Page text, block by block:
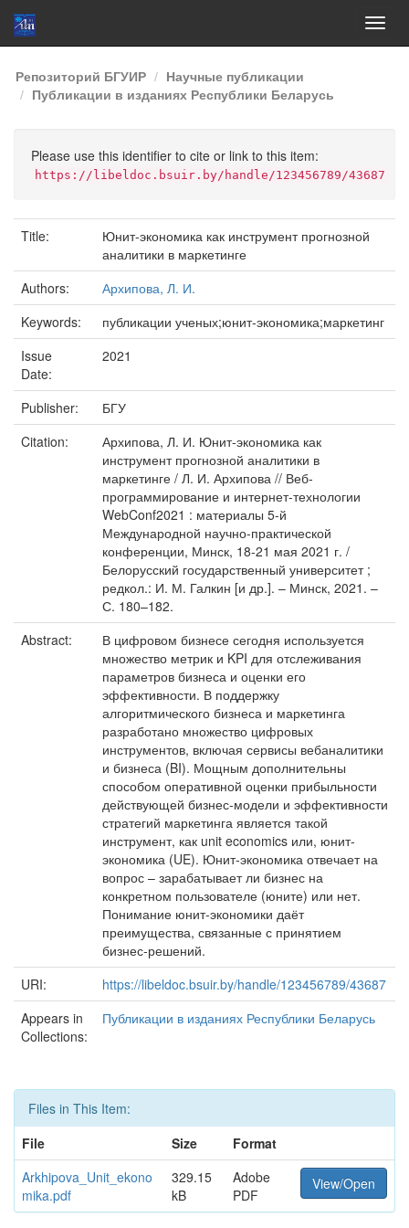
Skip
navigation
Репозиторий БГУИР
Научные публикации
Публикации в изданиях Республики Беларусь
Please use this identifier to cite or link to this item:
https://libeldoc.bsuir.by/handle/123456789/43687
Title:
Юнит-экономика как инструмент прогнозной
аналитики в маркетинге
Authors:
Архипова, Л. И.
Keywords:
публикации ученых;юнит-экономика;маркетинг
Issue
Date:
2021
Publisher:
БГУ
Citation:
Архипова, Л. И. Юнит-экономика как
инструмент прогнозной аналитики в
маркетинге / Л. И. Архипова // Веб-
программирование и интернет-технологии
WebConf2021 : материалы 5-й
Международной научно-практической
конференции, Минск, 18-21 мая 2021 г. /
Белорусский государственный университет ;
редкол.: И. М. Галкин [и др.]. – Минск, 2021. –
С. 180–182.
Abstract:
В цифровом бизнесе сегодня используется
множество метрик и KPI для отслеживания
параметров бизнеса и оценки его
эффективности. В поддержку
алгоритмического бизнеса и маркетинга
разработано множество цифровых
инструментов, включая сервисы вебаналитики
и бизнеса (BI). Мощным дополнительны
способом оперативной оценки прибыльности
действующей бизнес-модели и эффективности
стратегий маркетинга является такой
инструмент, как unit economics или, юнит-
экономика (UE). Юнит-экономика отвечает на
вопрос – зарабатывает ли бизнес на
конкретном пользователе (юните) или нет.
Понимание юнит-экономики даёт
преимущества, связанные с принятием
бизнес-решений.
URI:
https://libeldoc.bsuir.by/handle/123456789/43687
Appears in
Collections:
Публикации в изданиях Республики Беларусь
Files in This Item:
File
Size
Format
Arkhipova_Unit_ekono
mika.pdf
329.15
kB
Adobe
PDF
View/Open